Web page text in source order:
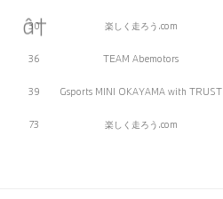
30 楽しく走ろう.com
36 TEAM Abemotors
39 Gsports MINI OKAYAMA with TRUST
73 楽しく走ろう.com